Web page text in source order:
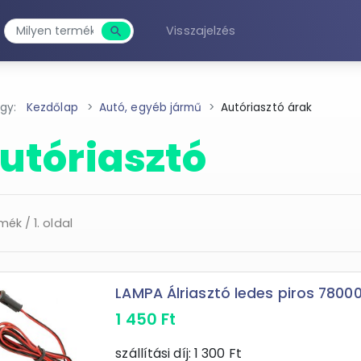
search
Keresés
Visszajelzés
Kezdőlap Autó, egyéb jármű Autóriasztó árak
/ 1. oldal
LAMPA Álriasztó ledes piros
1 450 Ft
szállítási díj: 1 300 Ft